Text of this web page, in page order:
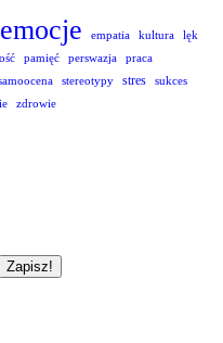
emocje empatia kultura
lęk
pamięć perswazja
praca
stereotypy stres sukces
zdrowie